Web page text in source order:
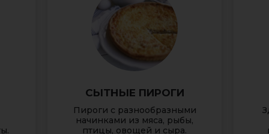
СЫТНЫЕ ПИРОГИ
Пироги с разнообразными
начинками из мяса, рыбы,
птицы, овощей и сыра.